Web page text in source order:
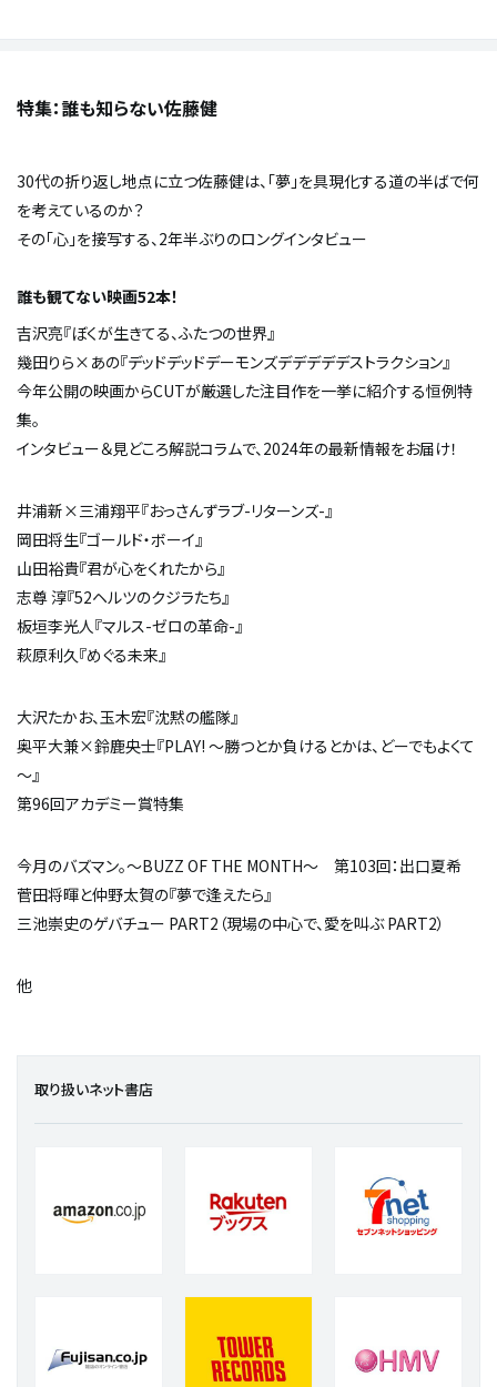
特集：誰も知らない佐藤健
30代の折り返し地点に立つ佐藤健は、「夢」を具現化する道の半ばで何
を考えているのか？
その「心」を接写する、2年半ぶりのロングインタビュー
誰も観てない映画52本！
吉沢亮『ぼくが生きてる、ふたつの世界』
幾田りら×あの『デッドデッドデーモンズデデデデデストラクション』
今年公開の映画からCUTが厳選した注目作を一挙に紹介する恒例特
集。
インタビュー＆見どころ解説コラムで、2024年の最新情報をお届け！
井浦新×三浦翔平『おっさんずラブ-リターンズ-』
岡田将生『ゴールド・ボーイ』
山田裕貴『君が心をくれたから』
志尊 淳『52ヘルツのクジラたち』
板垣李光人『マルス-ゼロの革命-』
萩原利久『めぐる未来』
大沢たかお、玉木宏『沈黙の艦隊』
奥平大兼×鈴鹿央士『PLAY! ～勝つとか負けるとかは、どーでもよくて
～』
第96回アカデミー賞特集
今月のバズマン。～BUZZ OF THE MONTH～ 第103回：出口夏希
菅田将暉と仲野太賀の『夢で逢えたら』
三池崇史のゲバチュー PART2（現場の中心で、愛を叫ぶ PART2）
他
取り扱いネット書店